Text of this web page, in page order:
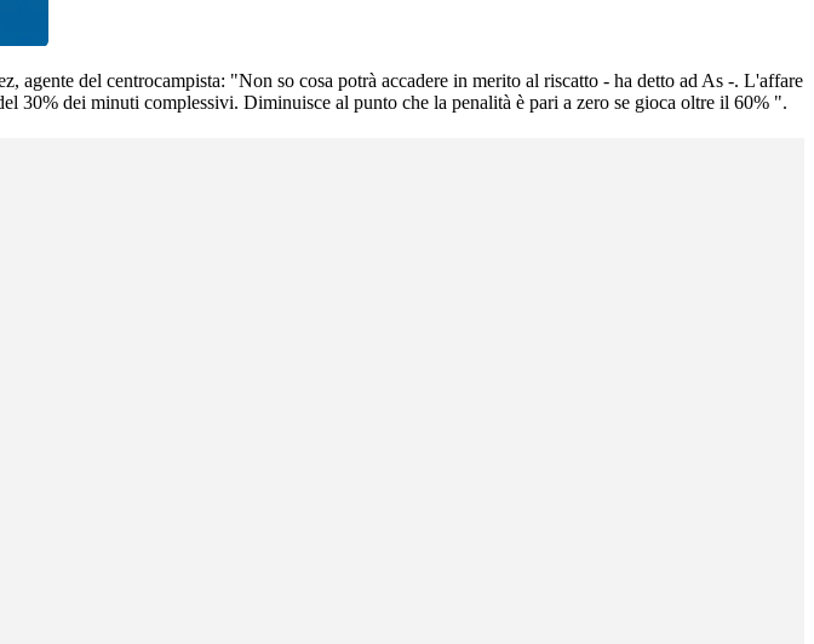
agente del centrocampista: "Non so cosa potrà accadere in merito al riscatto - ha detto ad As -. L'affare
30% dei minuti complessivi. Diminuisce al punto che la penalità è pari a zero se gioca oltre il 60% ".